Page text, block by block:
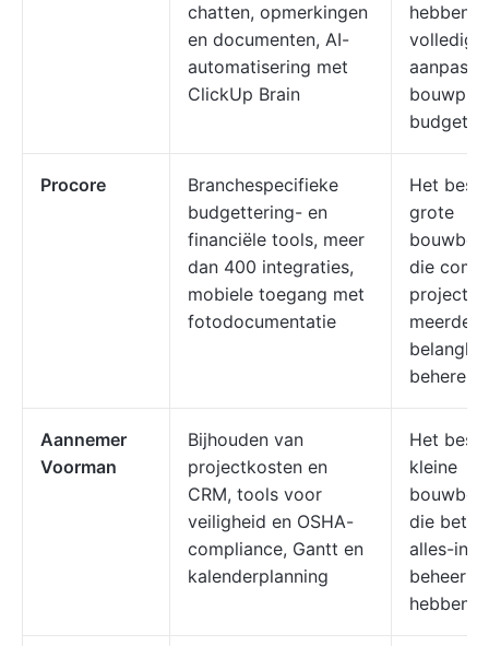
chatten, opmerkingen
en documenten, AI-
automatisering met
ClickUp Brain
hebben
volledig
Procore
Branchespecifieke
budgettering- en
financiële tools, meer
dan 400 integraties,
mobiele toegang met
fotodocumentatie
Het
grote
die
meerdere
beheren
Aannemer
Voorman
Bijhouden van
projectkosten en
CRM, tools voor
veiligheid en OSHA-
compliance, Gantt en
kalenderplanning
Het
kleine
die
alles-in-
beheer
hebben